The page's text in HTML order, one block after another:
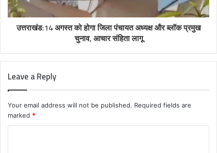
उत्तराखंड:14 अगस्त को होगा जिला पंचायत अध्यक्ष और ब्लॉक प्रमुख
चुनाव, आचार संहिता लागू
Leave a Reply
Your email address will not be published. Required fields are
marked *